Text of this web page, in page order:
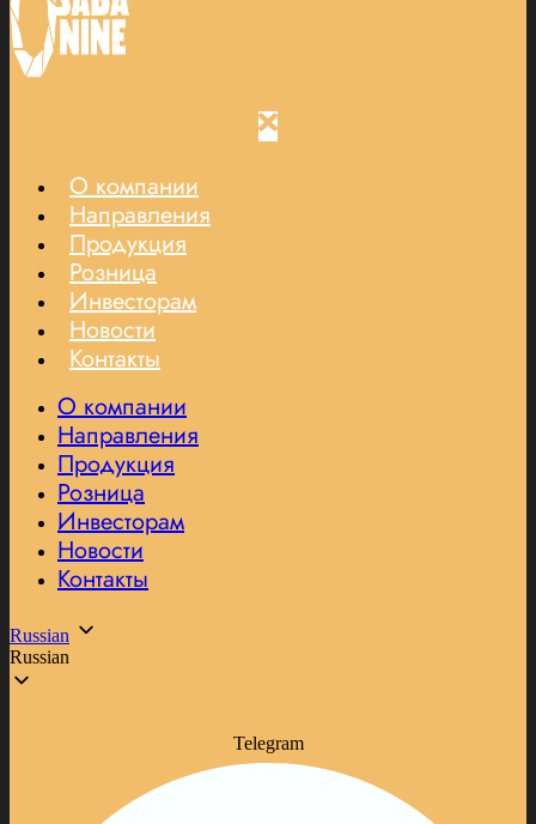
О компании
Направления
Продукция
Розница
Инвесторам
Новости
Контакты
О компании
Направления
Продукция
Розница
Инвесторам
Новости
Контакты
Russian
Russian
Telegram